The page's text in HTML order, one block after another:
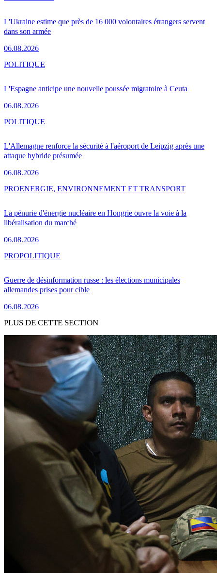
L'Ukraine estime que près de 16 000 volontaires étrangers servent
dans son armée
06.08.2026
L'Espagne anticipe une nouvelle poussée migratoire à Ceuta
06.08.2026
POLITIQUE
L'Allemagne renforce la sécurité à l'aéroport de Leipzig après une
attaque hybride présumée
06.08.2026
POLITIQUE
La pénurie d'énergie nucléaire en Hongrie ouvre la voie à la
libéralisation du marché
06.08.2026
PROENERGIE, ENVIRONNEMENT ET TRANSPORT
Guerre de désinformation russe : les élections municipales
allemandes prises pour cible
06.08.2026
PROPOLITIQUE
PLUS DE CETTE SECTION